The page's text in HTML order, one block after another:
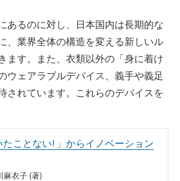
あるのに対し、日本国内は長期的な
、業界全体の構造を変える新しいル
ます。また、衣類以外の「身に着け
ウェアラブルデバイス、義手や義足
されています。これらのデバイスを
ことない! 」からイノベーション
麻衣子 (著)